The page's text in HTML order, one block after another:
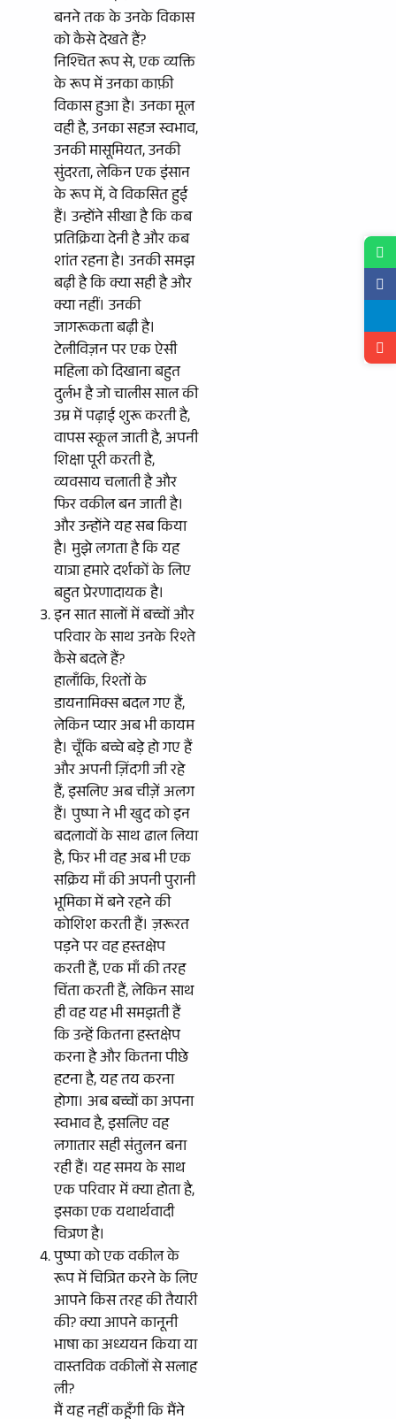
बनने तक के उनके विकास
को कैसे देखते हैं?
निश्चित रूप से, एक व्यक्ति
के रूप में उनका काफ़ी
विकास हुआ है। उनका मूल
वही है, उनका सहज स्वभाव,
उनकी मासूमियत, उनकी
सुंदरता, लेकिन एक इंसान
के रूप में, वे विकसित हुई
हैं। उन्होंने सीखा है कि कब
प्रतिक्रिया देनी है और कब
शांत रहना है। उनकी समझ
बढ़ी है कि क्या सही है और
क्या नहीं। उनकी
जागरूकता बढ़ी है।
टेलीविज़न पर एक ऐसी
महिला को दिखाना बहुत
दुर्लभ है जो चालीस साल की
उम्र में पढ़ाई शुरू करती है,
वापस स्कूल जाती है, अपनी
शिक्षा पूरी करती है,
व्यवसाय चलाती है और
फिर वकील बन जाती है।
और उन्होंने यह सब किया
है। मुझे लगता है कि यह
यात्रा हमारे दर्शकों के लिए
बहुत प्रेरणादायक है।
इन सात सालों में बच्चों और
परिवार के साथ उनके रिश्ते
कैसे बदले हैं?
हालाँकि, रिश्तों के
डायनामिक्स बदल गए हैं,
लेकिन प्यार अब भी कायम
है। चूँकि बच्चे बड़े हो गए हैं
और अपनी ज़िंदगी जी रहे
हैं, इसलिए अब चीज़ें अलग
हैं। पुष्पा ने भी खुद को इन
बदलावों के साथ ढाल लिया
है, फिर भी वह अब भी एक
सक्रिय माँ की अपनी पुरानी
भूमिका में बने रहने की
कोशिश करती हैं। ज़रूरत
पड़ने पर वह हस्तक्षेप
करती हैं, एक माँ की तरह
चिंता करती हैं, लेकिन साथ
ही वह यह भी समझती हैं
कि उन्हें कितना हस्तक्षेप
करना है और कितना पीछे
हटना है, यह तय करना
होगा। अब बच्चों का अपना
स्वभाव है, इसलिए वह
लगातार सही संतुलन बना
रही हैं। यह समय के साथ
एक परिवार में क्या होता है,
इसका एक यथार्थवादी
चित्रण है।
पुष्पा को एक वकील के
रूप में चित्रित करने के लिए
आपने किस तरह की तैयारी
की? क्या आपने कानूनी
भाषा का अध्ययन किया या
वास्तविक वकीलों से सलाह
ली?
मैं यह नहीं कहूँगी कि मैंने